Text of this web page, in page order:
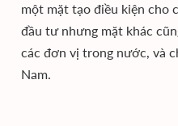
một mặt tạo điều kiện cho
đầu tư nhưng mặt khác
các đơn vị trong nước, và
Nam.